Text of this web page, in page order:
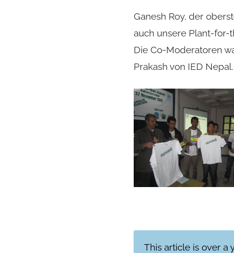
Ganesh Roy, der
auch unsere Plant-for-
Die Co-Moderatoren
Prakash von IED Nepal.
This article is over a